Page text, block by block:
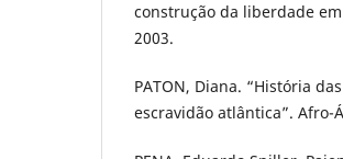
construção da liberdade
2003.
PATON, Diana. “História
escravidão atlântica”. Afro-